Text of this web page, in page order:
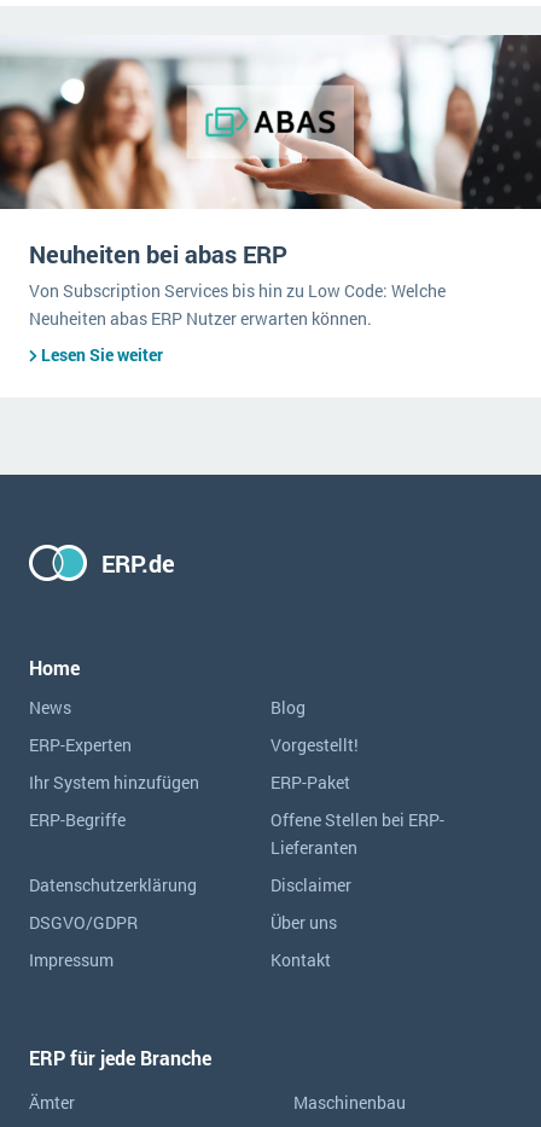
Neuheiten bei abas ERP
Von Subscription Services bis hin zu Low Code: Welche
Neuheiten abas ERP Nutzer erwarten können.
Lesen Sie weiter
ERP.de
Home
News
Blog
ERP-Experten
Vorgestellt!
Ihr System hinzufügen
ERP-Paket
ERP-Begriffe
Offene Stellen bei ERP-
Lieferanten
Datenschutzerklärung
Disclaimer
DSGVO/GDPR
Über uns
Impressum
Kontakt
ERP für jede Branche
Ämter
Maschinenbau